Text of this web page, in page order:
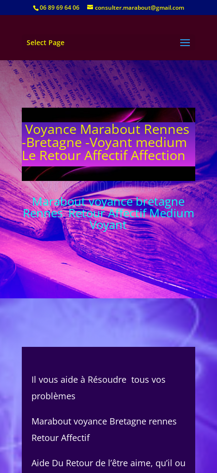
06 89 69 64 06 consulter.marabout@gmail.com
Select Page
Voyance Marabout Rennes
-Bretagne -Voyant medium
Le Retour Affectif Affection
Marabout voyance bretagne
Rennes Retour Affectif Medium
Voyant
Il vous aide à Résoudre tous vos
problèmes
Marabout voyance Bretagne rennes
Retour Affectif
Aide Du Retour de l’être aime, qu’il ou